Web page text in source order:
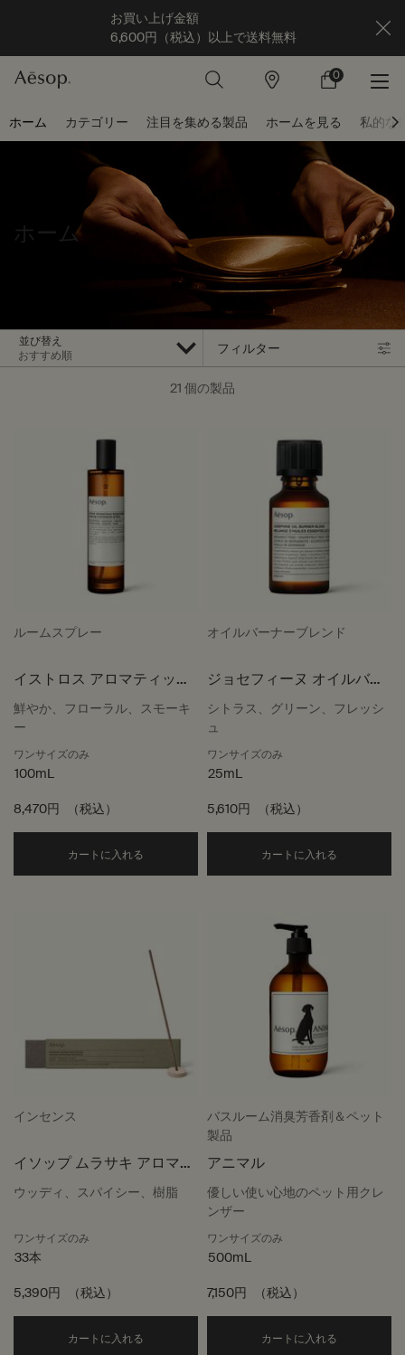
お買い上げ金額
6,600円（税込）以上で送料無料
店
カ
0
0 カート内の製
ホーム カテゴリー 注目を集める製品 ホームを見る 私的な
ホーム
並び替え フィルター
フィルターメニュー
21 個の製品
ルームスプレー
イストロス アロマティック
ルームスプレー
鮮やか、フローラル、スモーキ
ー
ワンサイズのみ
100mL
8,470円 （税込）
カートに入れる Add the イストロス アロマティック ルーム
オイルバーナーブレンド
ジョセフィーヌ オイルバー
ナーブレンド
シトラス、グリーン、フレッシ
ュ
ワンサイズのみ
25mL
5,610円 （税込）
カートに入れる
インセンス
イソップ ムラサキ アロマテ
ィック インセンス
ウッディ、スパイシー、樹脂
ワンサイズのみ
33本
5,390円 （税込）
カートに入れる Add the イソップ ムラサキ アロマティック
バスルーム消臭芳香剤＆ペット
製品
アニマル
優しい使い心地のペット用クレ
ンザー
ワンサイズのみ
500mL
7,150円 （税込）
カートに入れる